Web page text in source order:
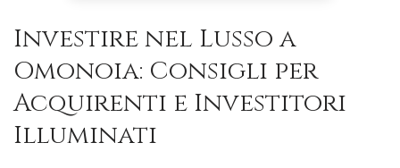
Investire nel Lusso a
Omonoia: Consigli per
Acquirenti e Investitori
Illuminati